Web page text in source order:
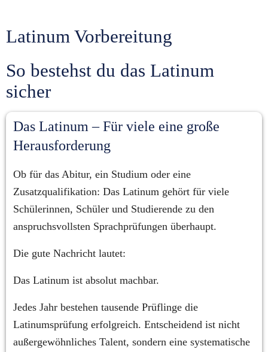
Latinum Vorbereitung
So bestehst du das Latinum
sicher
Das Latinum – Für viele eine große
Herausforderung
Ob für das Abitur, ein Studium oder eine
Zusatzqualifikation: Das Latinum gehört für viele
Schülerinnen, Schüler und Studierende zu den
anspruchsvollsten Sprachprüfungen überhaupt.
Die gute Nachricht lautet:
Das Latinum ist absolut machbar.
Jedes Jahr bestehen tausende Prüflinge die
Latinumsprüfung erfolgreich. Entscheidend ist nicht
außergewöhnliches Talent, sondern eine systematische